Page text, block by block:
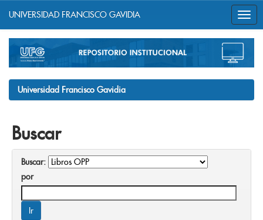
navigation
UNIVERSIDAD FRANCISCO GAVIDIA
Universidad Francisco Gavidia
Buscar
Buscar:
por